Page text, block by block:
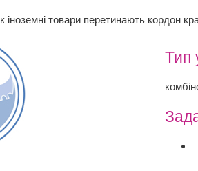
іноземні товари перетинають кордон
Тип